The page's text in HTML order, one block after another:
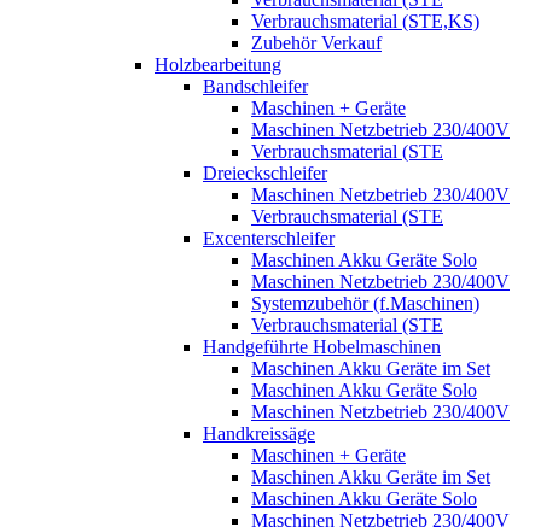
Verbrauchsmaterial (STE,KS)
Zubehör Verkauf
Holzbearbeitung
Bandschleifer
Maschinen + Geräte
Maschinen Netzbetrieb 230/400V
Verbrauchsmaterial (STE
Dreieckschleifer
Maschinen Netzbetrieb 230/400V
Verbrauchsmaterial (STE
Excenterschleifer
Maschinen Akku Geräte Solo
Maschinen Netzbetrieb 230/400V
Systemzubehör (f.Maschinen)
Verbrauchsmaterial (STE
Handgeführte Hobelmaschinen
Maschinen Akku Geräte im Set
Maschinen Akku Geräte Solo
Maschinen Netzbetrieb 230/400V
Handkreissäge
Maschinen + Geräte
Maschinen Akku Geräte im Set
Maschinen Akku Geräte Solo
Maschinen Netzbetrieb 230/400V